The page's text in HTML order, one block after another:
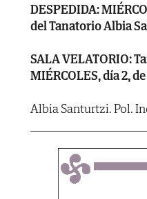
DESPEDIDA:
del Tanatorio Albia
SALA VELATORIO:
MIÉRCOLES, día 2,
Albia Santurtzi. Pol.